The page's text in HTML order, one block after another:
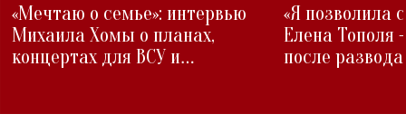
«Мечтаю о семье»: интервью
Михаила Хомы о планах,
концертах для ВСУ и
«Я позволила
Елена Тополя
после развода